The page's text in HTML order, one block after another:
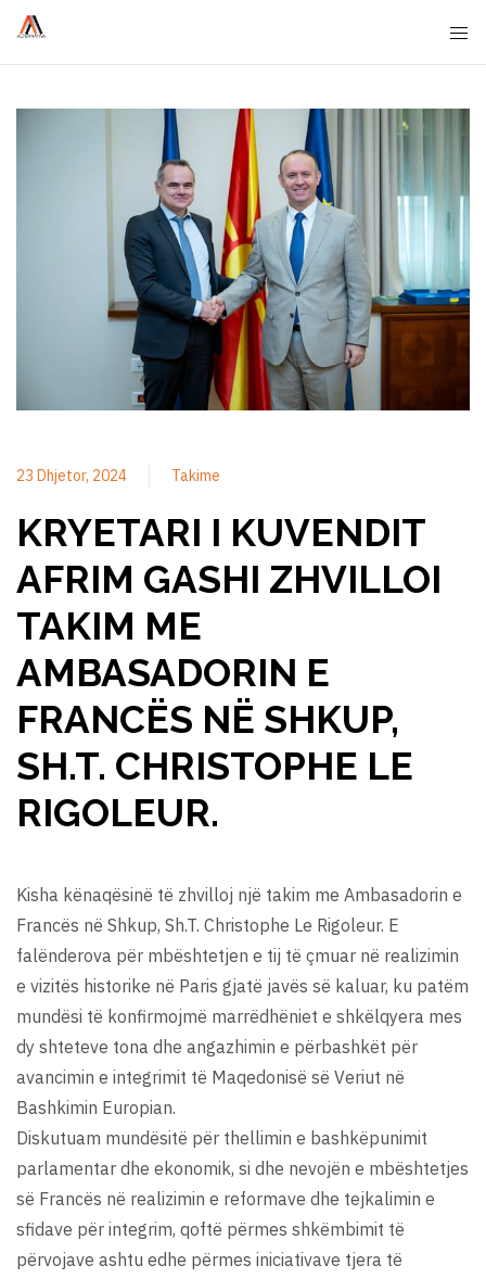
23 Dhjetor, 2024 Takime
KRYETARI I KUVENDIT
AFRIM GASHI ZHVILLOI
TAKIM ME
AMBASADORIN E
FRANCËS NË SHKUP,
SH.T. CHRISTOPHE LE
RIGOLEUR.
Kisha kënaqësinë të zhvilloj një takim me Ambasadorin e
Francës në Shkup, Sh.T. Christophe Le Rigoleur. E
falënderova për mbështetjen e tij të çmuar në realizimin
e vizitës historike në Paris gjatë javës së kaluar, ku patëm
mundësi të konfirmojmë marrëdhëniet e shkëlqyera mes
dy shteteve tona dhe angazhimin e përbashkët për
avancimin e integrimit të Maqedonisë së Veriut në
Bashkimin Europian.
Diskutuam mundësitë për thellimin e bashkëpunimit
parlamentar dhe ekonomik, si dhe nevojën e mbështetjes
së Francës në realizimin e reformave dhe tejkalimin e
sfidave për integrim, qoftë përmes shkëmbimit të
përvojave ashtu edhe përmes iniciativave tjera të